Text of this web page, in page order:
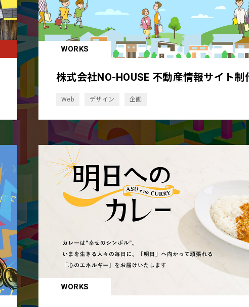
WORKS
株式会社NO-HOUSE 不動産情報サイト制
Web デザイン 企画
WORKS